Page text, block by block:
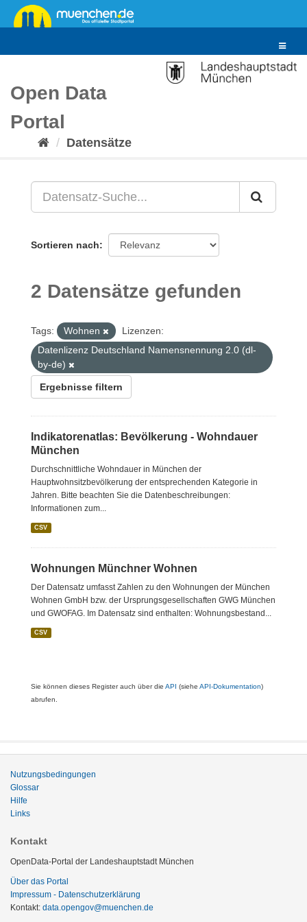
Überspringen
zum
Toggle
Open Data
Portal
Datensätze
Sortieren nach
2 Datensätze gefunden
Tags: Wohnen
Lizenzen:
Datenlizenz Deutschland Namensnennung 2.0 (dl-
by-de)
Ergebnisse filtern
Indikatorenatlas: Bevölkerung - Wohndauer
München
Durchschnittliche Wohndauer in München der
Hauptwohnsitzbevölkerung der entsprechenden Kategorie in
Jahren. Bitte beachten Sie die Datenbeschreibungen:
Informationen zum...
CSV
Wohnungen Münchner Wohnen
Der Datensatz umfasst Zahlen zu den Wohnungen der München
Wohnen GmbH bzw. der Ursprungsgesellschaften GWG München
und GWOFAG. Im Datensatz sind enthalten: Wohnungsbestand...
CSV
Sie können dieses Register auch über die API (siehe API-Dokumentation)
abrufen.
Nutzungsbedingungen
Glossar
Hilfe
Links
Kontakt
OpenData-Portal der Landeshauptstadt München
Über das Portal
Impressum - Datenschutzerklärung
Kontakt: data.opengov@muenchen.de